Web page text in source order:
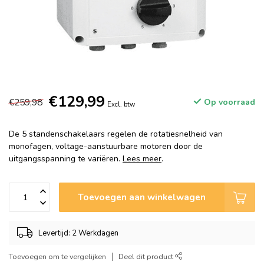
€259,98 €129,99 Excl. btw Op voorraad
De 5 standenschakelaars regelen de rotatiesnelheid van
monofagen, voltage-aanstuurbare motoren door de
uitgangsspanning te variëren. Lees meer.
Toevoegen aan winkelwagen
Levertijd: 2 Werkdagen
Toevoegen om te vergelijken Deel dit product